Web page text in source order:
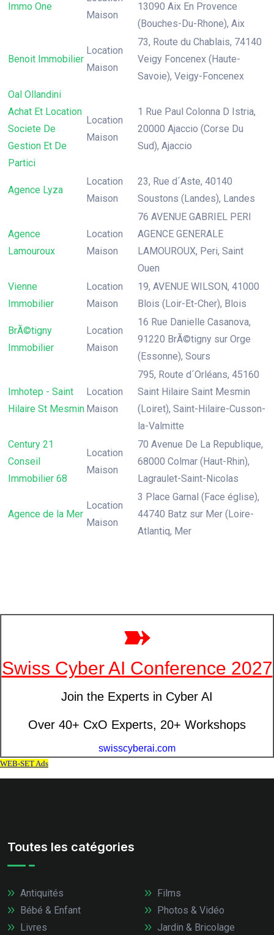
Immo One
Maison
13090 Aix En Provence
(Bouches-Du-Rhone), Aix
Benoit Immobilier
Location
Maison
73, Route du Chablais, 74140
Veigy Foncenex (Haute-
Savoie), Veigy-Foncenex
Oal Ollandini
Achat Et Location
Societe De
Gestion Et De
Partici
Location
Maison
1 Rue Paul Colonna D Istria,
20000 Ajaccio (Corse Du
Sud), Ajaccio
Agence Lyza
Location
Maison
23, Rue d´Aste, 40140
Soustons (Landes), Landes
Agence
Lamouroux
Location
Maison
76 AVENUE GABRIEL PERI
AGENCE GENERALE
LAMOUROUX, Peri, Saint
Ouen
Vienne
Immobilier
Location
Maison
19, AVENUE WILSON, 41000
Blois (Loir-Et-Cher), Blois
BrÃ©tigny
Immobilier
Location
Maison
16 Rue Danielle Casanova,
91220 BrÃ©tigny sur Orge
(Essonne), Sours
Imhotep - Saint
Hilaire St Mesmin
Location
Maison
795, Route d´Orléans, 45160
Saint Hilaire Saint Mesmin
(Loiret), Saint-Hilaire-Cusson-
la-Valmitte
Century 21
Conseil
Immobilier 68
Location
Maison
70 Avenue De La Republique,
68000 Colmar (Haut-Rhin),
Lagraulet-Saint-Nicolas
Agence de la Mer
Location
Maison
3 Place Garnal (Face église),
44740 Batz sur Mer (Loire-
Atlantiq, Mer
Toutes les catégories
Antiquités
Bébé & Enfant
Livres
Films
Photos & Vidéo
Jardin & Bricolage